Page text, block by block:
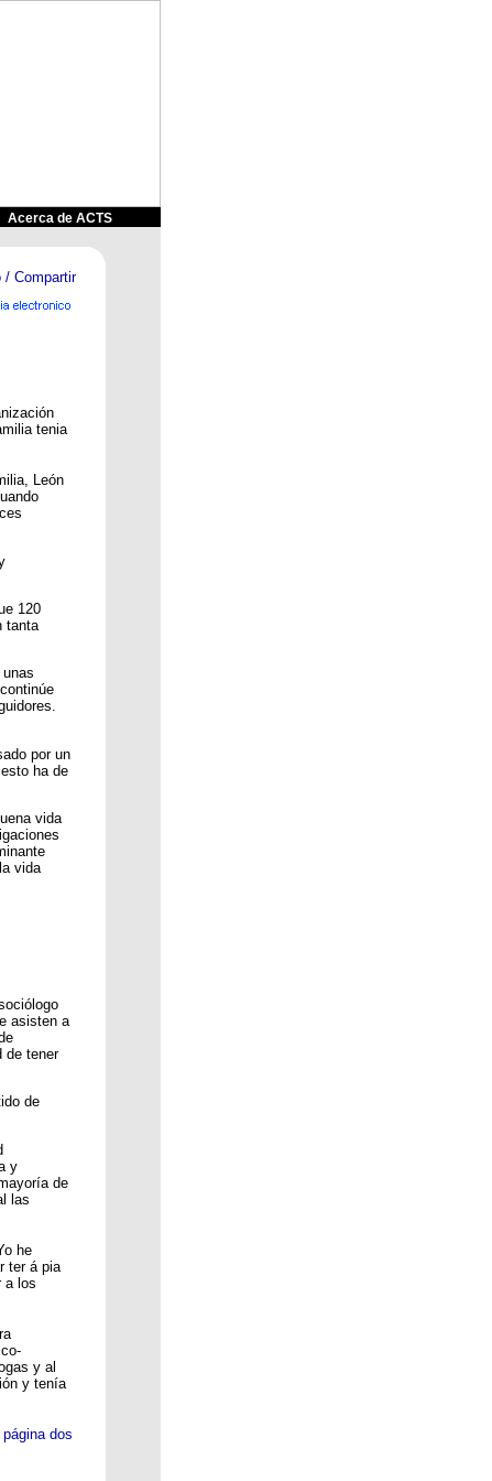
Acerca de ACTS
tenia
León
120
tanta
por un
ha de
vida
vida
asisten a
de tener
de
y
de
las
he
ter á pia
a los
y al
y tenía
dos